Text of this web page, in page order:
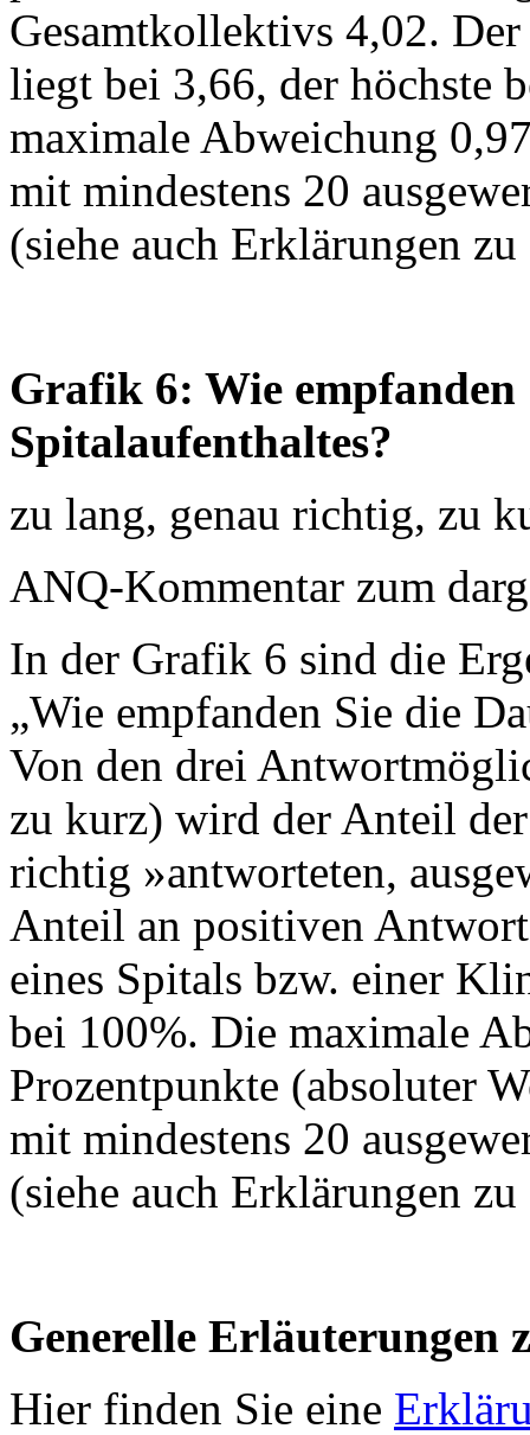
Gesamtkollektivs 4,02.
liegt bei 3,66, der höchste
maximale Abweichung
mit mindestens 20
(siehe auch Erklärungen
Grafik 6: Wie empfanden
Spitalaufenthaltes?
zu lang, genau richtig, zu
ANQ-Kommentar zum
In der Grafik 6 sind die
„Wie empfanden Sie die
Von den drei
zu kurz) wird der Anteil
richtig »antworteten,
Anteil an positiven
eines Spitals bzw. einer
bei 100%. Die maximale
Prozentpunkte (absoluter
mit mindestens 20
(siehe auch Erklärungen
Generelle Erläuterungen
Hier finden Sie eine